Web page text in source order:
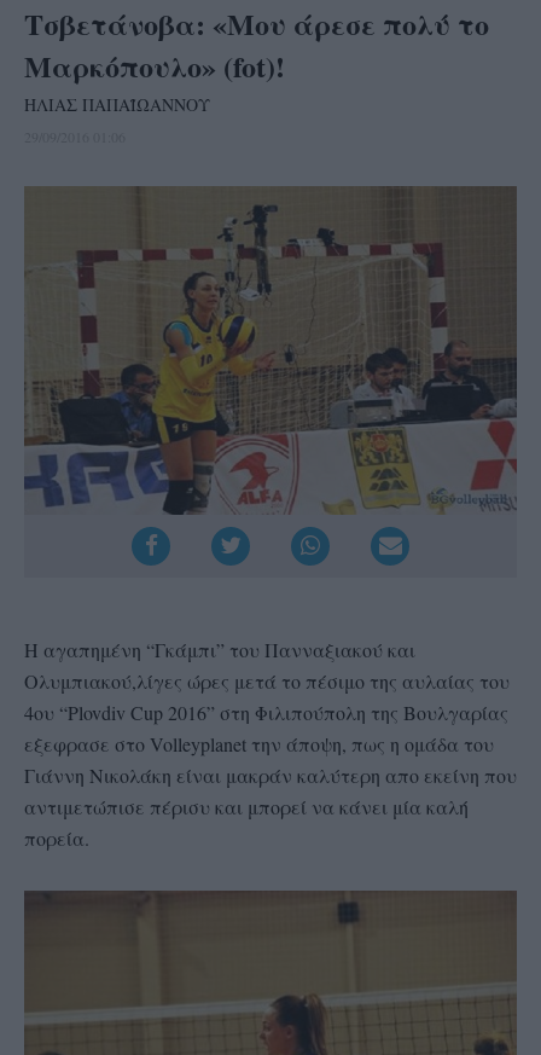
Τσβετάνοβα: «Μου άρεσε πολύ το
Μαρκόπουλο» (fot)!
ΗΛΙΑΣ ΠΑΠΑΪΩΑΝΝΟΥ
Η αγαπημένη “Γκάμπι” του Πανναξιακού και
Ολυμπιακού,λίγες ώρες μετά το πέσιμο της αυλαίας του
4ου “Plovdiv Cup 2016” στη Φιλιπούπολη της Βουλγαρίας
εξεφρασε στο Volleyplanet την άποψη, πως η ομάδα του
Γιάννη Νικολάκη είναι μακράν καλύτερη απο εκείνη που
αντιμετώπισε πέρισυ και μπορεί να κάνει μία καλή
πορεία.